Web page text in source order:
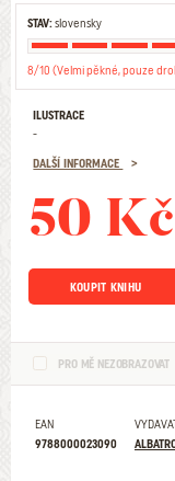
STAV:slovensky
8/10 (Velmi pěkné, pouze
ILUSTRACE
-
DALŠÍ INFORMACE
50 Kč
KOUPIT KNIHU
PRO MĚ NEZOBRAZOVAT
EAN
9788000023090